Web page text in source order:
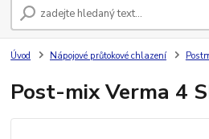
Úvod Nápojové průtokové chlazení
Post-mix Verma 4